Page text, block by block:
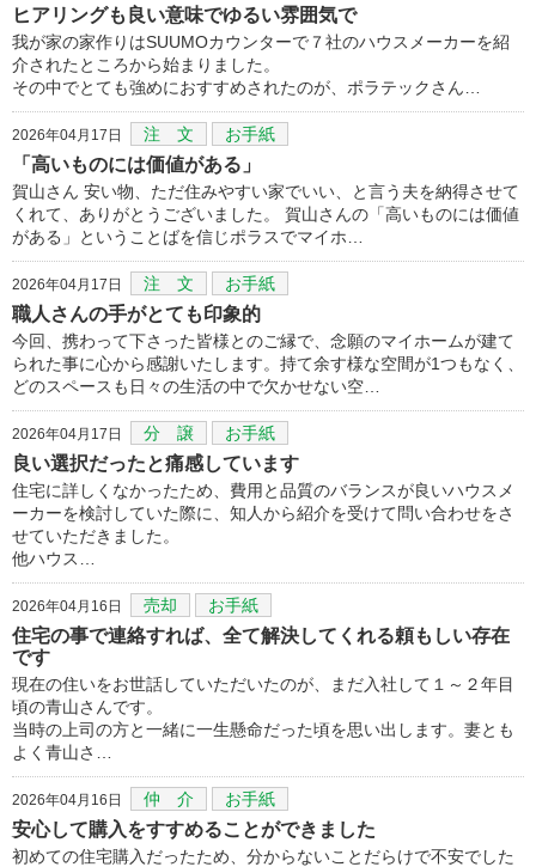
ヒアリングも良い意味でゆるい雰囲気で
我が家の家作りはSUUMOカウンターで７社のハウスメーカーを紹
介されたところから始まりました。
その中でとても強めにおすすめされたのが、ポラテックさん…
2026年04月17日 注 文 お手紙
「高いものには価値がある」
賀山さん 安い物、ただ住みやすい家でいい、と言う夫を納得させて
くれて、ありがとうございました。 賀山さんの「高いものには価値
がある」ということばを信じポラスでマイホ…
2026年04月17日 注 文 お手紙
職人さんの手がとても印象的
今回、携わって下さった皆様とのご縁で、念願のマイホームが建て
られた事に心から感謝いたします。持て余す様な空間が1つもなく、
どのスペースも日々の生活の中で欠かせない空…
2026年04月17日 分 譲 お手紙
良い選択だったと痛感しています
住宅に詳しくなかったため、費用と品質のバランスが良いハウスメ
ーカーを検討していた際に、知人から紹介を受けて問い合わせをさ
せていただきました。
他ハウス…
2026年04月16日 売却 お手紙
住宅の事で連絡すれば、全て解決してくれる頼もしい存在
です
現在の住いをお世話していただいたのが、まだ入社して１～２年目
頃の青山さんです。
当時の上司の方と一緒に一生懸命だった頃を思い出します。妻とも
よく青山さ…
2026年04月16日 仲 介 お手紙
安心して購入をすすめることができました
初めての住宅購入だったため、分からないことだらけで不安でした